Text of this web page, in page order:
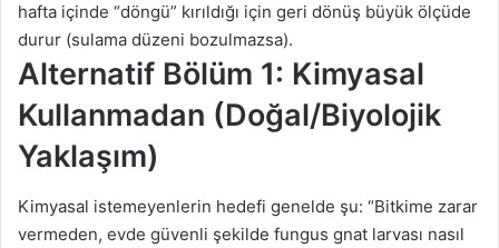
hafta içinde “döngü” kırıldığı için geri dönüş büyük ölçüde
durur (sulama düzeni bozulmazsa).
Alternatif Bölüm 1: Kimyasal
Kullanmadan (Doğal/Biyolojik
Yaklaşım)
Kimyasal istemeyenlerin hedefi genelde şu: “Bitkime zarar
vermeden, evde güvenli şekilde fungus gnat larvası nasıl